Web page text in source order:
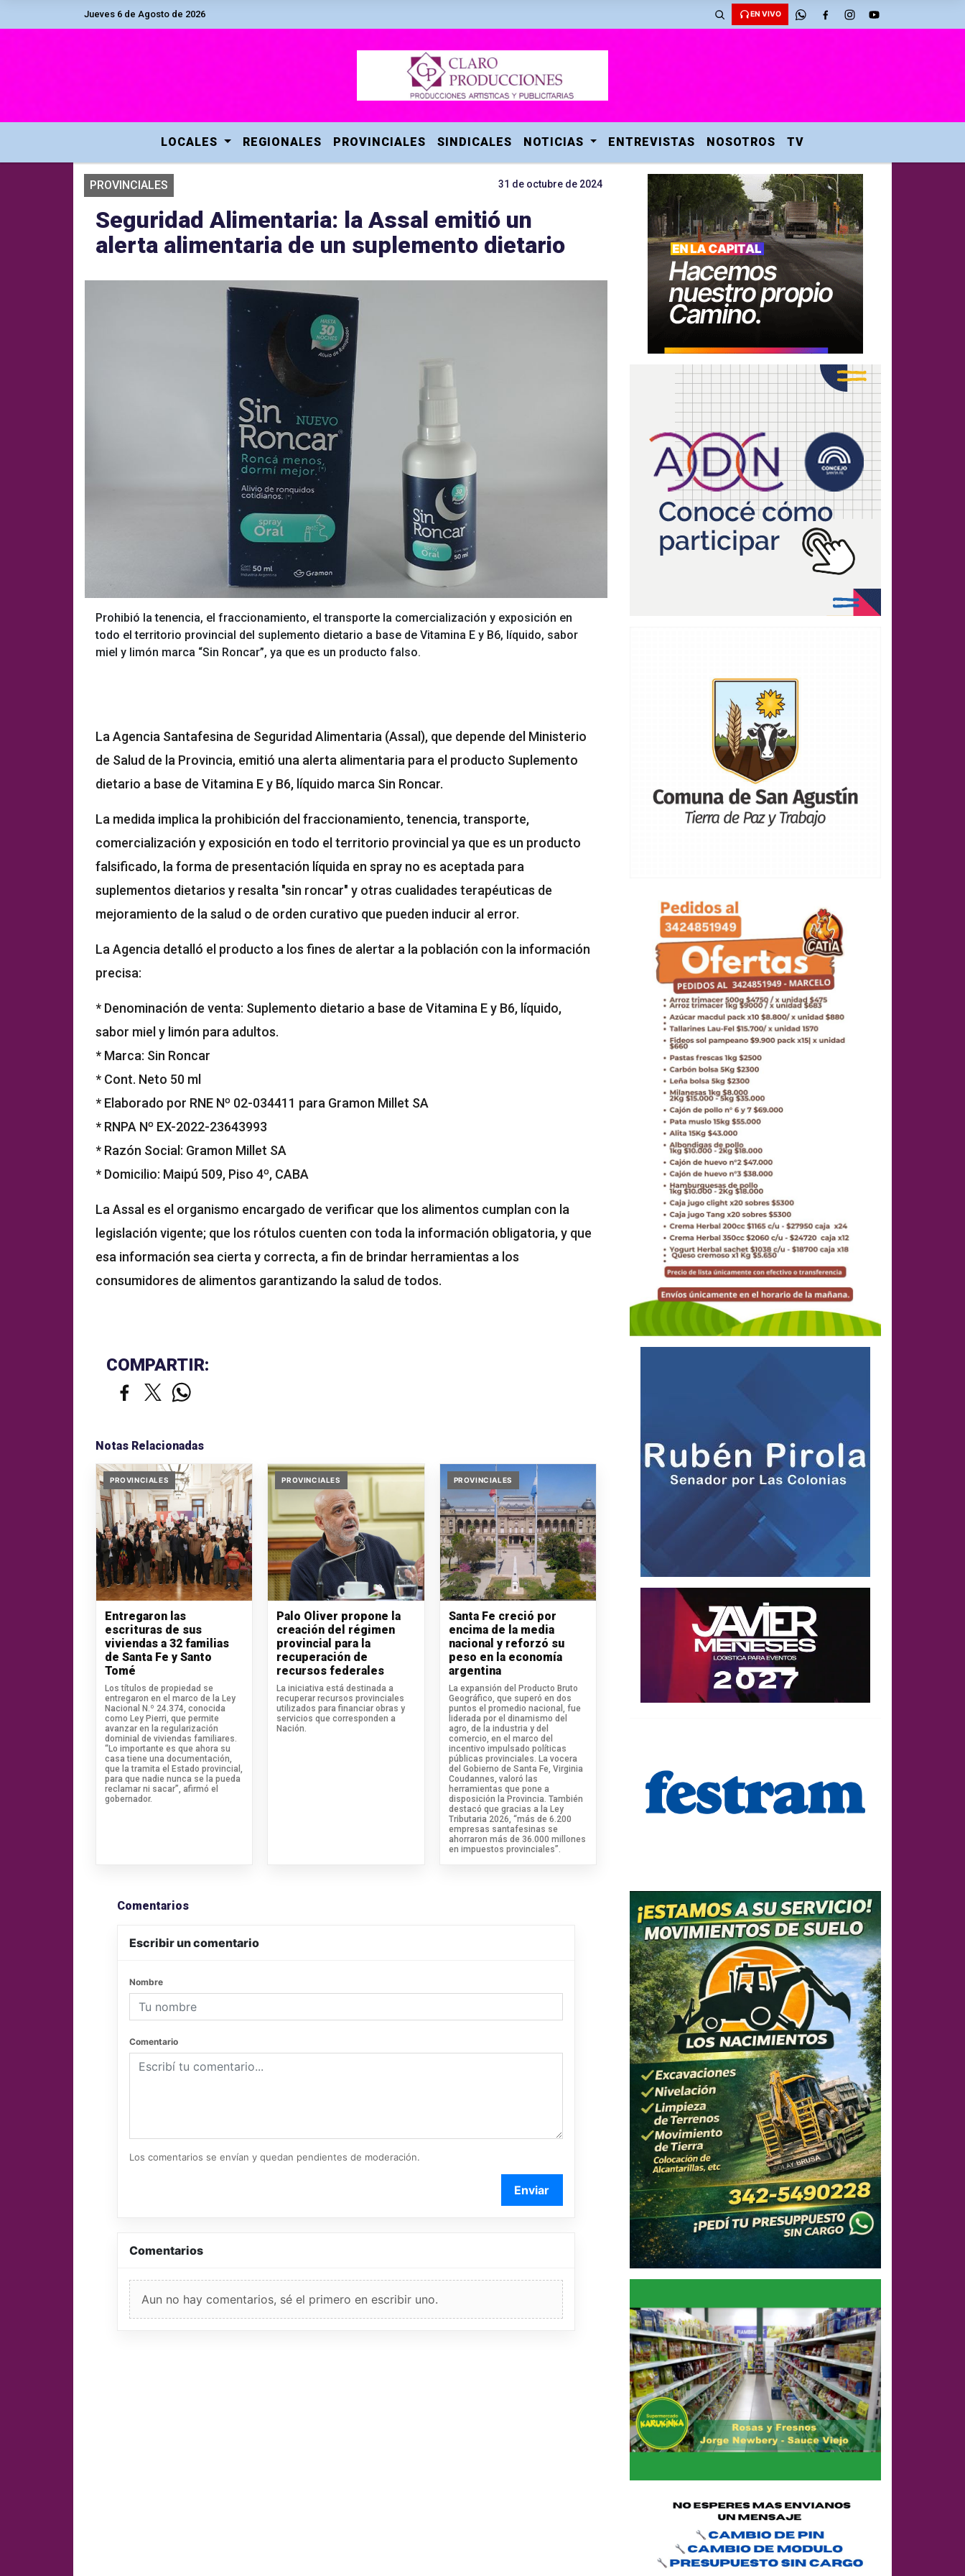
Jueves 6 de Agosto de 2026 EN VIVO
LOCALES REGIONALES PROVINCIALES SINDICALES NOTICIAS ENTREVISTAS NOSOTROS TV
PROVINCIALES 31 de octubre de 2024
Seguridad Alimentaria: la Assal emitió un
alerta alimentaria de un suplemento dietario
Prohibió la tenencia, el fraccionamiento, el transporte la comercialización y exposición en
todo el territorio provincial del suplemento dietario a base de Vitamina E y B6, líquido, sabor
miel y limón marca “Sin Roncar”, ya que es un producto falso.
La Agencia Santafesina de Seguridad Alimentaria (Assal), que depende del Ministerio
de Salud de la Provincia, emitió una alerta alimentaria para el producto Suplemento
dietario a base de Vitamina E y B6, líquido marca Sin Roncar.
La medida implica la prohibición del fraccionamiento, tenencia, transporte,
comercialización y exposición en todo el territorio provincial ya que es un producto
falsificado, la forma de presentación líquida en spray no es aceptada para
suplementos dietarios y resalta "sin roncar" y otras cualidades terapéuticas de
mejoramiento de la salud o de orden curativo que pueden inducir al error.
La Agencia detalló el producto a los fines de alertar a la población con la información
precisa:
* Denominación de venta: Suplemento dietario a base de Vitamina E y B6, líquido,
sabor miel y limón para adultos.
* Marca: Sin Roncar
* Cont. Neto 50 ml
* Elaborado por RNE Nº 02-034411 para Gramon Millet SA
* RNPA Nº EX-2022-23643993
* Razón Social: Gramon Millet SA
* Domicilio: Maipú 509, Piso 4º, CABA
La Assal es el organismo encargado de verificar que los alimentos cumplan con la
legislación vigente; que los rótulos cuenten con toda la información obligatoria, y que
esa información sea cierta y correcta, a fin de brindar herramientas a los
consumidores de alimentos garantizando la salud de todos.
COMPARTIR:
Notas Relacionadas
PROVINCIALES
Entregaron las
escrituras de sus
viviendas a 32 familias
de Santa Fe y Santo
Tomé
Los títulos de propiedad se
entregaron en el marco de la Ley
Nacional N.º 24.374, conocida
como Ley Pierri, que permite
avanzar en la regularización
dominial de viviendas familiares.
“Lo importante es que ahora su
casa tiene una documentación,
que la tramita el Estado provincial,
para que nadie nunca se la pueda
reclamar ni sacar”, afirmó el
gobernador.
PROVINCIALES
Palo Oliver propone la
creación del régimen
provincial para la
recuperación de
recursos federales
La iniciativa está destinada a
recuperar recursos provinciales
utilizados para financiar obras y
servicios que corresponden a
Nación.
PROVINCIALES
Santa Fe creció por
encima de la media
nacional y reforzó su
peso en la economía
argentina
La expansión del Producto Bruto
Geográfico, que superó en dos
puntos el promedio nacional, fue
liderada por el dinamismo del
agro, de la industria y del
comercio, en el marco del
incentivo impulsado políticas
públicas provinciales. La vocera
del Gobierno de Santa Fe, Virginia
Coudannes, valoró las
herramientas que pone a
disposición la Provincia. También
destacó que gracias a la Ley
Tributaria 2026, “más de 6.200
empresas santafesinas se
ahorraron más de 36.000 millones
en impuestos provinciales”.
Comentarios
Escribir un comentario
Nombre
Comentario
Los comentarios se envían y quedan pendientes de moderación.
Enviar
Comentarios
Aun no hay comentarios, sé el primero en escribir uno.